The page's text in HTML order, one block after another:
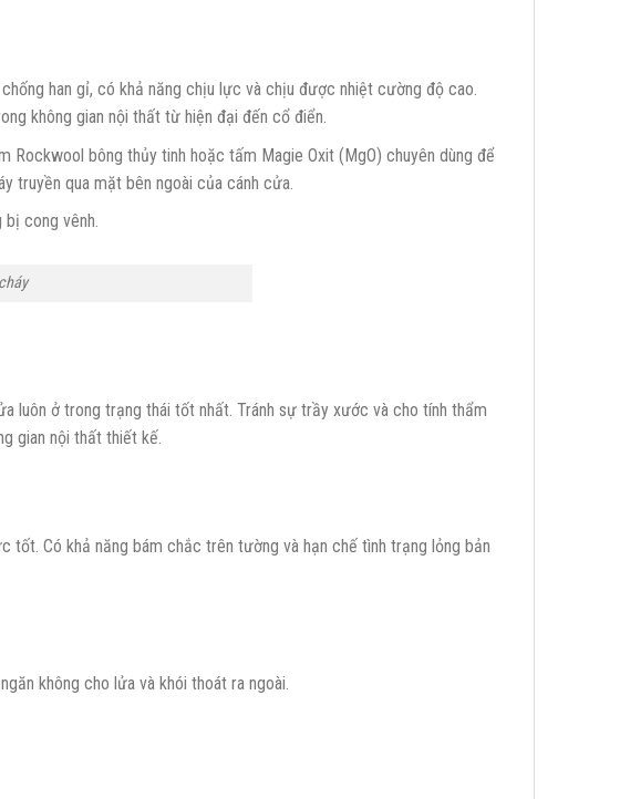
han gỉ, có khả năng chịu lực và chịu được nhiệt cường độ cao.
không gian nội thất từ hiện đại đến cổ điển.
bông thủy tinh hoặc tấm Magie Oxit (MgO) chuyên dùng để
truyền qua mặt bên ngoài của cánh cửa.
cong vênh.
luôn ở trong trạng thái tốt nhất. Tránh sự trầy xước và cho tính thẩm
gian nội thất thiết kế.
Có khả năng bám chắc trên tường và hạn chế tình trạng lỏng bản
không cho lửa và khói thoát ra ngoài.